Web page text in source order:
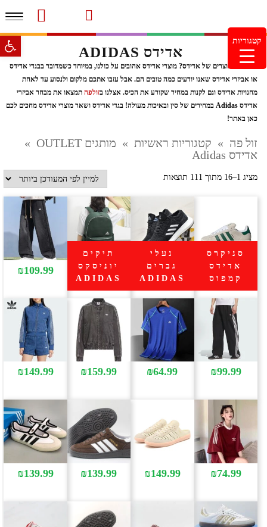
מוצרים חדשים
צור קשר מעקב הזמנות
מינימום הזמנה 99.99 ש"ח – משלוח חינם ברכישה מעל
249.99ש"ח
אדידס ADIDAS
מחפשים מוצרים של אדידס? מוצרי אדידס אהובים על כולנו, במיוחד כשמדובר בבגדי אדידס
או אביזרי אדידס שאנו יודעים כמה טובים הם. אבל עזבו אתכם מלקום ולנסוע עד לאחת
מחנויות אדידס וגם לקנות במחיר שקורע את הכיס. אצלנו בזולפה תמצאו את מבחר אביזרי
אדידס Adidas במחירים של סין ובאיכות מעולה! בגדי אדידס ושאר מוצרי אדידס מחכים לכם
כאן באתר!
זול פה » קטגוריות ראשיות » מותגים OUTLET
»
אדידס Adidas
מציג 1–16 מתוך 111 תוצאות
ממוין
הפריט
העדכני
ביותר
סניקרס
אדידס
קמפוס
נעלי
גברים
ADIDAS
תיקים
יוניסקס
ADIDAS
₪109.99
₪99.99
₪64.99
₪159.99
₪149.99
₪74.99
₪149.99
₪139.99
₪139.99
קטגוריות פתח